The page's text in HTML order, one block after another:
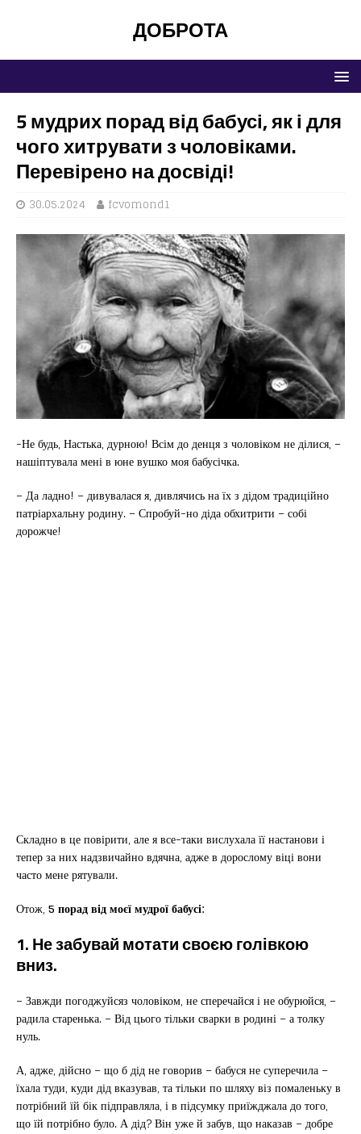
ДОБРОТА
5 мудрих порад від бабусі, як і для
чого хитрувати з чоловіками.
Перевірено на досвіді!
30.05.2024 fcvomond1
-Не будь, Настька, дурною! Всім до денця з чоловіком не ділися, –
нашіптувала мені в юне вушко моя бабусічка.
– Да ладно! – дивувалася я, дивлячись на їх з дідом традиційно
патріархальну родину. – Спробуй-но діда обхитрити – собі
дорожче!
Складно в це повірити, але я все-таки вислухала її настанови і
тепер за них надзвичайно вдячна, адже в дорослому віці вони
часто мене рятували.
Отож, 5 порад від моєї мудрої бабусі:
1. Не забувай мотати своєю голівкою
вниз.
– Завжди погоджуйсяз чоловіком, не сперечайся і не обурюйся, –
радила старенька. – Від цього тільки сварки в родині – а толку
нуль.
А, адже, дійсно – що б дід не говорив – бабуся не суперечила –
їхала туди, куди дід вказував, та тільки по шляху віз помаленьку в
потрібний їй бік підправляла, і в підсумку приїжджала до того,
що їй потрібно було. А дід? Він уже й забув, що наказав – добре